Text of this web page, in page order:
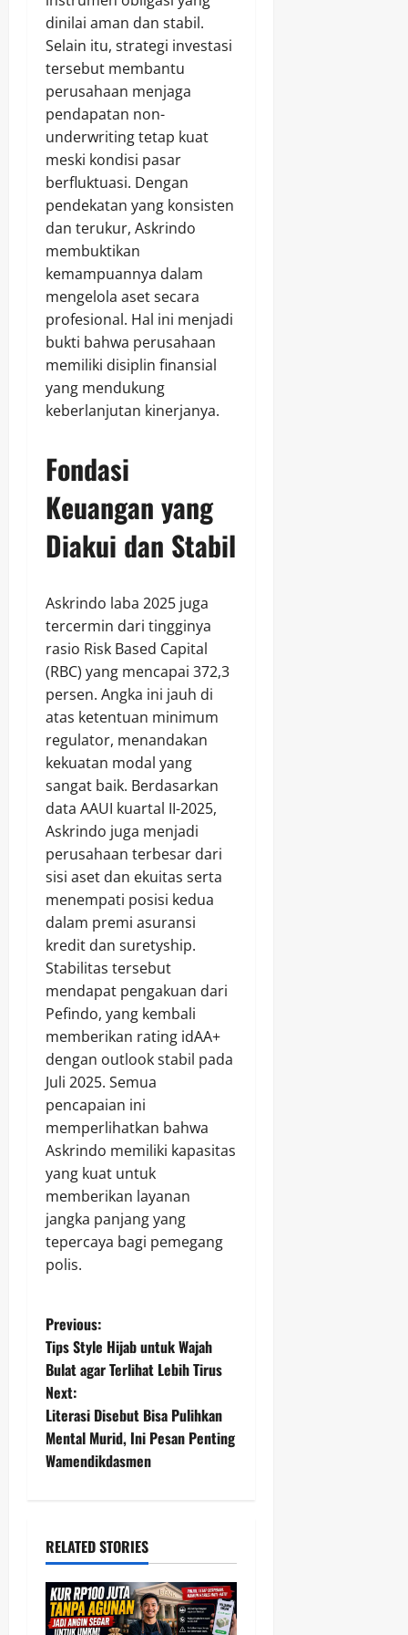
dinilai aman dan stabil.
Selain itu, strategi investasi
tersebut membantu
perusahaan menjaga
pendapatan non-
underwriting tetap kuat
meski kondisi pasar
berfluktuasi. Dengan
pendekatan yang konsisten
dan terukur, Askrindo
membuktikan
kemampuannya dalam
mengelola aset secara
profesional. Hal ini menjadi
bukti bahwa perusahaan
memiliki disiplin finansial
yang mendukung
keberlanjutan kinerjanya.
Fondasi
Keuangan yang
Diakui dan Stabil
Askrindo laba 2025 juga
tercermin dari tingginya
rasio Risk Based Capital
(RBC) yang mencapai 372,3
persen. Angka ini jauh di
atas ketentuan minimum
regulator, menandakan
kekuatan modal yang
sangat baik. Berdasarkan
data AAUI kuartal II-2025,
Askrindo juga menjadi
perusahaan terbesar dari
sisi aset dan ekuitas serta
menempati posisi kedua
dalam premi asuransi
kredit dan suretyship.
Stabilitas tersebut
mendapat pengakuan dari
Pefindo, yang kembali
memberikan rating idAA+
dengan outlook stabil pada
Juli 2025. Semua
pencapaian ini
memperlihatkan bahwa
Askrindo memiliki kapasitas
yang kuat untuk
memberikan layanan
jangka panjang yang
tepercaya bagi pemegang
polis.
P
o
s
t
v
i
Previous:
Tips Style Hijab untuk Wajah
Bulat agar Terlihat Lebih Tirus
Next:
Literasi Disebut Bisa Pulihkan
Mental Murid, Ini Pesan Penting
Wamendikdasmen
RELATED STORIES